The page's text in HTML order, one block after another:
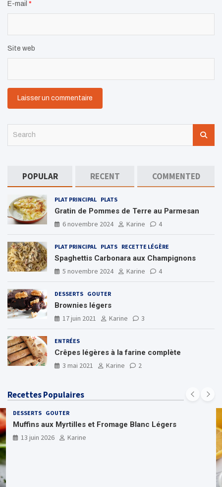
E-mail *
Site web
POPULAR RECENT COMMENTED
PLAT PRINCIPAL PLATS
Gratin de Pommes de Terre au Parmesan
6 novembre 2024
Karine 4
PLAT PRINCIPAL PLATS RECETTE LÉGÈRE
Spaghettis Carbonara aux Champignons
5 novembre 2024
Karine 4
DESSERTS GOUTER
Brownies légers
17 juin 2021
Karine 3
ENTRÉES
Crêpes légères à la farine complète
3 mai 2021
Karine 2
Recettes Populaires
DESSERTS GOUTER
Muffins aux Myrtilles et Fromage Blanc Légers
13 juin 2026
Karine